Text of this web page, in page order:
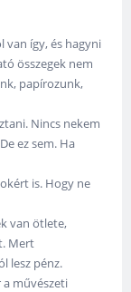
van így, és hagyni
összegek nem
papírozunk,
Nincs nekem
ez sem. Ha
is. Hogy ne
van ötlete,
Mert
lesz pénz.
művészeti